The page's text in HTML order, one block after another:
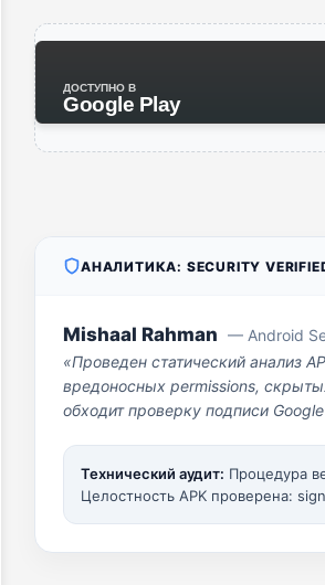
ДОСТУПНО В
Google Play
АНАЛИТИКА: SECURITY
Mishaal Rahman — Android
«Проведен статический анализ
вредоносных permissions,
обходит проверку подписи
Технический аудит: Процедура
Целостность APK проверена: